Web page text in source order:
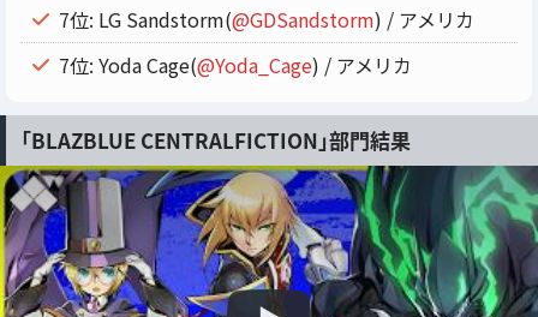
7位: LG Sandstorm(@GDSandstorm) / アメリカ
7位: Yoda Cage(@Yoda_Cage) / アメリカ
「BLAZBLUE CENTRALFICTION」部門結果